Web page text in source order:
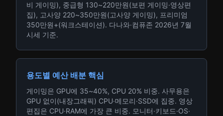
비 게이밍), 중급형 130~220만원(보편 게이밍·영상편
집), 고사양 220~350만원(고사양 게이밍), 프리미엄
350만원+(워크스테이션). 다나와·컴퓨존 2026년 7월
시세 기준.
용도별 예산 배분 핵심
게이밍은 GPU에 35~40%, CPU 20% 비중. 사무용은
GPU 없이(내장그래픽) CPU·메모리·SSD에 집중. 영상
편집은 CPU·RAM에 가장 큰 비중. 모니터·키보드·OS·